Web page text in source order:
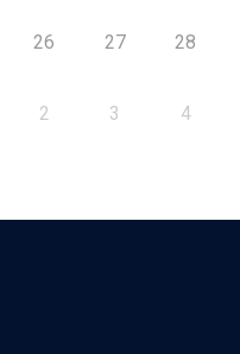
26 27 28
2 3 4